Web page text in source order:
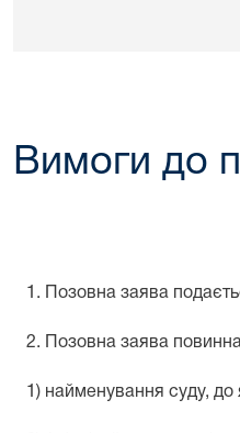
Вимоги до
1. Позовна заява
2. Позовна заява повинна
1) найменування суду,